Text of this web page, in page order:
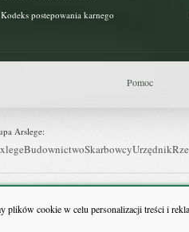
cookie w celu personalizacji treści i
Kodeks postepowania karnego
Pomoc
Arslege:
BudownictwoSkarbowcyUrzędnik
Bonnier:
BiznesuBankierPuls MedycynyMonitor